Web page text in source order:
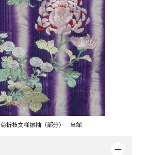
折枝文様振袖（部分） 当館